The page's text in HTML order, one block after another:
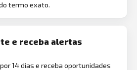
termo exato.
e receba alertas
14 dias e receba oportunidades